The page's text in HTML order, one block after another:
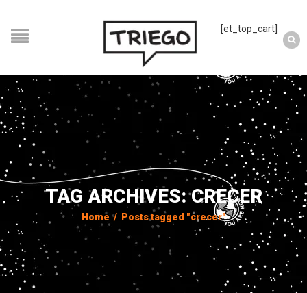
[et_top_cart]
TAG ARCHIVES: CRECER
Home / Posts tagged "crecer"